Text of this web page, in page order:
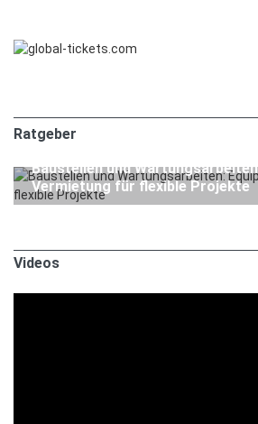
Ratgeber
Ratgeber
Baustellen und
Vermietung für flexible Projekte
Videos